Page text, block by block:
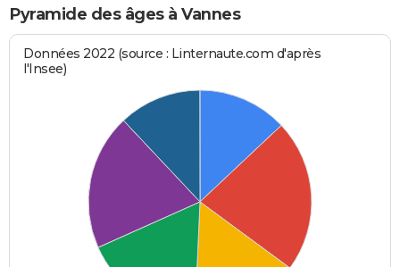
Pyramide des âges à Vannes
Données 2022 (source : Linternaute.com d'après
l'Insee)